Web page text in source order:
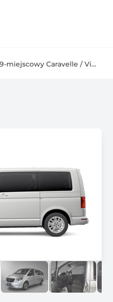
9-miejscowy Caravelle / Vito